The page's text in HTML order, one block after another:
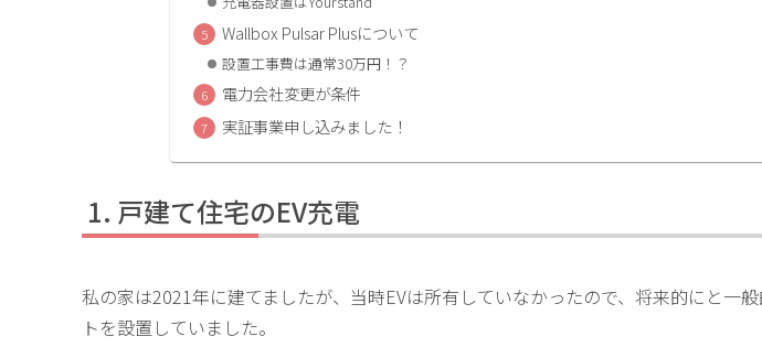
Wallbox Pulsar Plusについて
設置工事費は通常30万円！？
電力会社変更が条件
実証事業申し込みました！
戸建て住宅のEV充電
私の家は2021年に建てましたが、当時EVは所有していなかったので、将来的にと一
トを設置していました。